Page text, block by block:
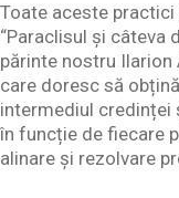
Toate aceste
“Paraclisul și câteva
părinte nostru Ilarion
care doresc să
intermediul credinței
în funcție de fiecare
alinare și rezolvare